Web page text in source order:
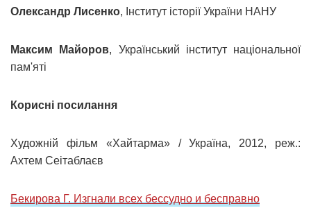
Олександр Лисенко, Інститут історії України НАНУ
Максим Майоров, Український інститут національної
пам'яті
Корисні посилання
Художній фільм «Хайтарма» / Україна, 2012, реж.:
Ахтем Сеітаблаєв
Бекирова Г. Изгнали всех бессудно и бесправно